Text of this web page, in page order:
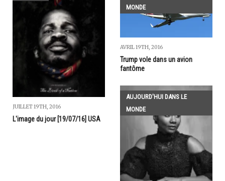
JUILLET 19TH, 2016
L'image du jour [19/07/16] USA
MONDE
AVRIL 19TH, 2016
Trump vole dans un avion
fantôme
AUJOURD'HUI DANS LE
MONDE